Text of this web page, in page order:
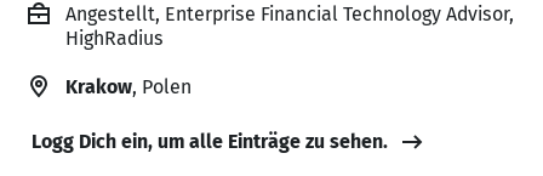
Angestellt, Enterprise Financial Technology Advisor,
HighRadius
Krakow, Polen
Logg Dich ein, um alle Einträge zu sehen.